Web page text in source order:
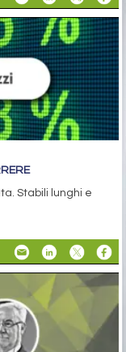
Stabili lunghi e